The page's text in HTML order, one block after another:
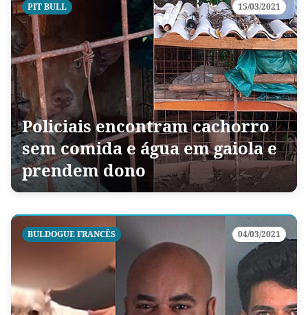
PIT BULL 15/03/2021
Policiais encontram cachorro
sem comida e água em gaiola e
prendem dono
BULDOGUE FRANCÊS 04/03/2021